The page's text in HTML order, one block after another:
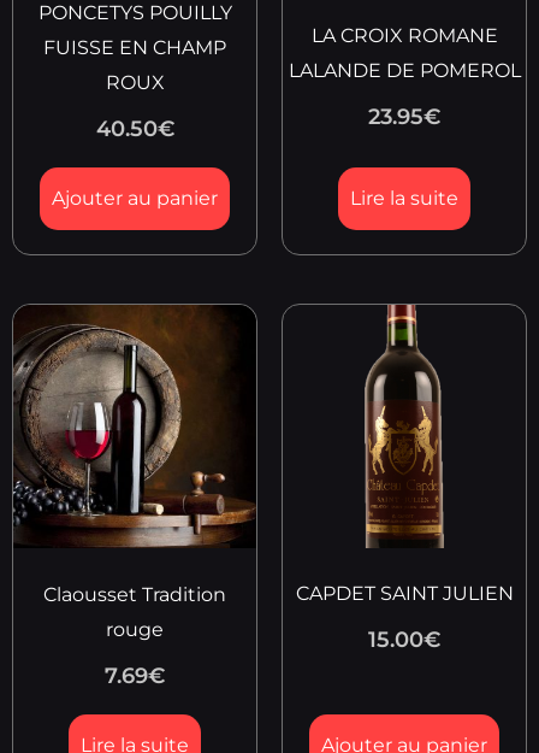
PONCETYS POUILLY
FUISSE EN CHAMP
ROUX
40.50€
Ajouter au panier
LA CROIX ROMANE
LALANDE DE POMEROL
23.95€
Lire la suite
Claousset Tradition
rouge
7.69€
Lire la suite
CAPDET SAINT JULIEN
15.00€
Ajouter au panier